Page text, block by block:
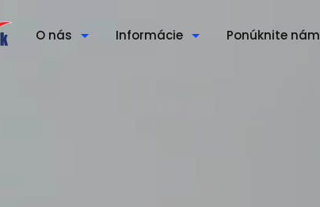
O nás Informácie Ponúknite nám